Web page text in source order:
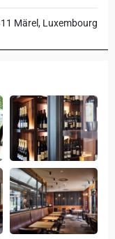
Märel, Luxembourg